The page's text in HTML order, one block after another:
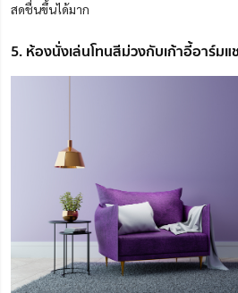
สดชื่นขึ้นได้มาก
5. ห้องนั่งเล่นโทนสีม่วงกับเก้าอี้อาร์ม